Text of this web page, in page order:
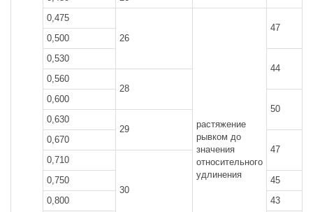
0,475
26
растяжение
рывком до
значения
относительного
удлинения
47
0,500
0,530
44
0,560
28
0,600
50
0,630
29
0,670
47
0,710
30
0,750
45
0,800
43